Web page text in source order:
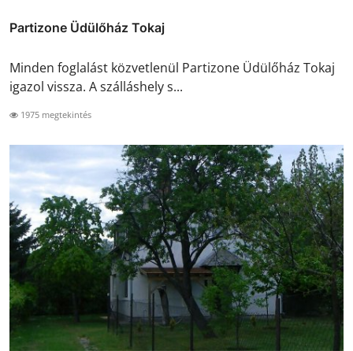
Partizone Üdülőház Tokaj
Minden foglalást közvetlenül Partizone Üdülőház Tokaj
igazol vissza. A szálláshely s...
1975 megtekintés